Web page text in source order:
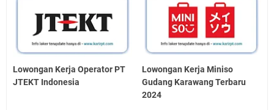
Lowongan Kerja Operator PT
JTEKT Indonesia
Lowongan Kerja Miniso
Gudang Karawang Terbaru
2024